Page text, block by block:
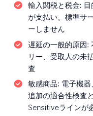
輸入関税と税金:
が支払い。標準サ
ーしません
遅延の一般的原因:
リー、受取人の未
査
敏感商品: 電子機
追加の適合性検査
Sensitiveラインが